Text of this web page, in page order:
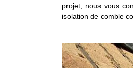
projet, nous vous
isolation de comble